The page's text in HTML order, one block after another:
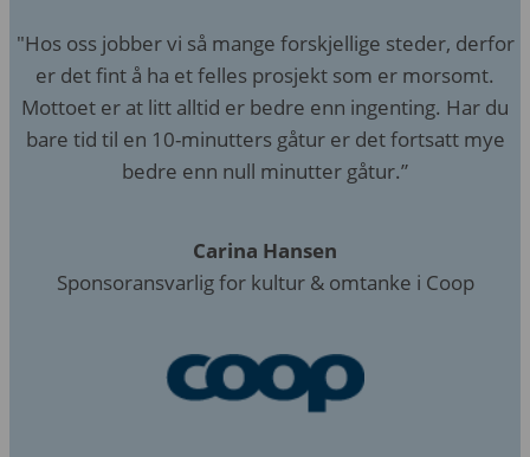
"Hos oss jobber vi så mange forskjellige steder, derfor
er det fint å ha et felles prosjekt som er morsomt.
Mottoet er at litt alltid er bedre enn ingenting. Har du
bare tid til en 10-minutters gåtur er det fortsatt mye
bedre enn null minutter gåtur.”
Carina Hansen
Sponsoransvarlig for kultur & omtanke i Coop